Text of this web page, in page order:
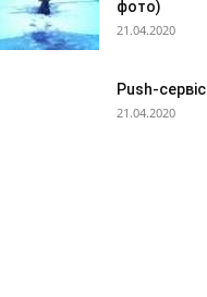
фото)
21.04.2020
Push-сервіс
21.04.2020